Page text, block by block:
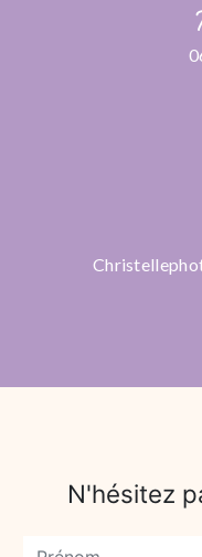
N'hésitez